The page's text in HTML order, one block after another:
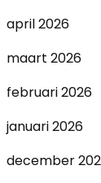
april 2026
maart 2026
februari 2026
januari 2026
december